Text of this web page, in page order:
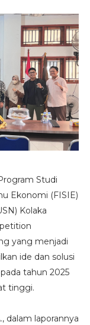
Studi
Ekonomi (FISIE)
Kolaka
yang menjadi
ide dan solusi
tahun 2025
tinggi.
dalam laporannya